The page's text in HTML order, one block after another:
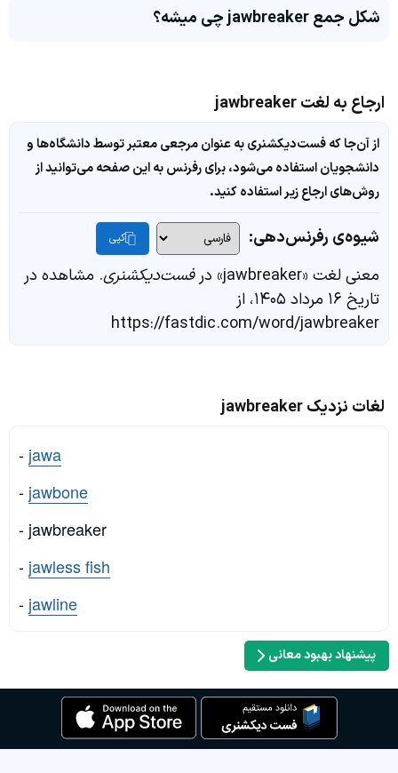
شکل جمع jawbreaker چی میشه؟
ارجاع به لغت jawbreaker
از آن‌جا که فست‌دیکشنری به عنوان مرجعی معتبر توسط دانشگاه‌ها و
دانشجویان استفاده می‌شود، برای رفرنس به این صفحه می‌توانید از
روش‌های ارجاع زیر استفاده کنید.
شیوه‌ی رفرنس‌دهی: کپی
معنی لغت «jawbreaker» در فست‌دیکشنری. مشاهده در
تاریخ ۱۶ مرداد ۱۴۰۵، از
https://fastdic.com/word/jawbreaker
لغات نزدیک jawbreaker
- jawa
- jawbone
- jawbreaker
- jawless fish
- jawline
پیشنهاد بهبود معانی